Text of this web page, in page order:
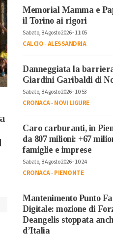
Sabato, 8 Agosto 2026 - 10:53
Cronaca-Novi Ligure
Danneggiata la
barriera metallica ai
Giardini Garibaldi di
Novi Ligure
Memorial Mamma e
il Torino ai rigori
Sabato, 8 Agosto 2026 - 11:05
CALCIO-ALESSANDRIA
Danneggiata la
Giardini Garibaldi di
Sabato, 8 Agosto 2026 - 10:53
CRONACA-NOVI LIGURE
Caro carburanti, in
da 807 milioni: +67
famiglie e imprese
Sabato, 8 Agosto 2026 - 10:24
CRONACA-PIEMONTE
Mantenimento Punto
Digitale: mozione di
Deangelis stoppata
d’Italia